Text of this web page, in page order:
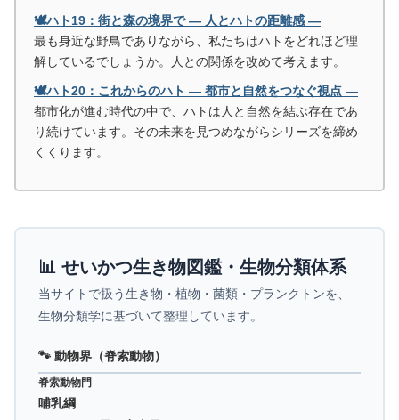
🕊️ハト19：街と森の境界で ― 人とハトの距離感 ―
最も身近な野鳥でありながら、私たちはハトをどれほど理
解しているでしょうか。人との関係を改めて考えます。
🕊️ハト20：これからのハト ― 都市と自然をつなぐ視点 ―
都市化が進む時代の中で、ハトは人と自然を結ぶ存在であ
り続けています。その未来を見つめながらシリーズを締め
くくります。
📊 せいかつ生き物図鑑・生物分類体系
当サイトで扱う生き物・植物・菌類・プランクトンを、
生物分類学に基づいて整理しています。
🐾 動物界（脊索動物）
脊索動物門
哺乳綱